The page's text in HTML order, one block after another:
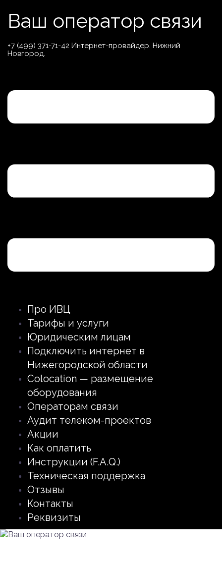
содержимому
Ваш оператор связи
+7 (499) 371-71-42 Интернет-провайдер. Нижний
Новгород.
Про ИВЦ
Тарифы и услуги
Юридическим лицам
Подключить интернет в
Нижегородской области
Colocation — размещение
оборудования
Операторам связи
Аудит телеком-проектов
Акции
Как оплатить
Инструкции (F.A.Q.)
Техническая поддержка
Отзывы
Контакты
Реквизиты